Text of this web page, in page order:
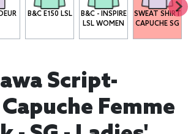
B&C E150 LSL
B&C - INSPIRE
LSL WOMEN
SWEAT SHIRT
CAPUCHE SG
Script-
Femme